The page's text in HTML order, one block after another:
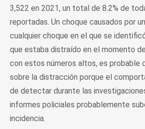
3,522 en 2021, un total de 8.2% de
reportadas. Un choque causados por
cualquier choque en el que se
que estaba distraído en el momento
con estos números altos, es probable
sobre la distracción porque el
de detectar durante las
informes policiales probablemente
incidencia.